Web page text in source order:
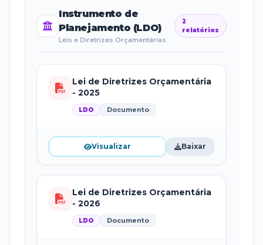
Instrumento de
Planejamento (LDO)
Leis e Diretrizes Orçamentárias
2
relatórios
Lei de Diretrizes Orçamentária
- 2025
LDO Documento
Visualizar Baixar
Lei de Diretrizes Orçamentária
- 2026
LDO Documento